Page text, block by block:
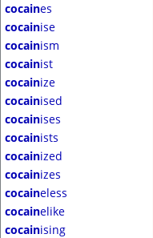
cocaines
cocainise
cocainism
cocainist
cocainize
cocainised
cocainises
cocainists
cocainized
cocainizes
cocaineless
cocainelike
cocainising